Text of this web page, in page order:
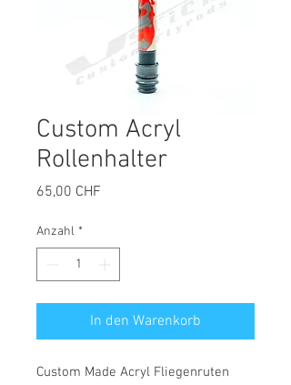
Custom Acryl
Rollenhalter
65,00 CHF
Anzahl *
In den Warenkorb
Custom Made Acryl Fliegenruten